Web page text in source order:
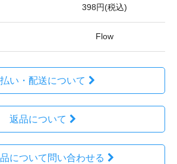
398円(税込)
Flow
い・配送について
返品について
について問い合わせる